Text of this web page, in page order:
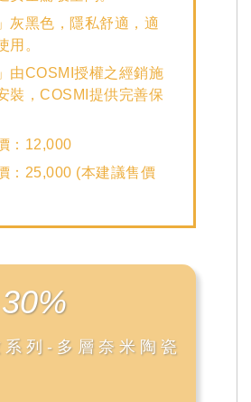
灰黑色，隱私舒適，適
用。
由COSMI授權之經銷施
裝，COSMI提供完善保
：12,000
：25,000 (本建議售價
30%
列-多層奈米陶瓷